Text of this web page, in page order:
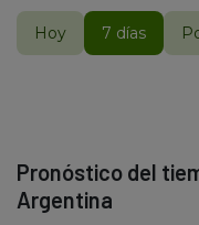
Hoy 7 días
Pronóstico del
Argentina